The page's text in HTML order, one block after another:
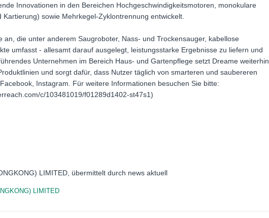
Innovationen in den Bereichen Hochgeschwindigkeitsmotoren, monokulare
sowie Mehrkegel-Zyklontrennung entwickelt.
die unter anderem Saugroboter, Nass- und Trockensauger, kabellose
umfasst - allesamt darauf ausgelegt, leistungsstarke Ergebnisse zu liefern und
Unternehmen im Bereich Haus- und Gartenpflege setzt Dreame weiterhin
und sorgt dafür, dass Nutzer täglich von smarteren und saubereren
Instagram. Für weitere Informationen besuchen Sie bitte:
c/103481019/f01289d1402-st47s1)
LIMITED, übermittelt durch news aktuell
LIMITED